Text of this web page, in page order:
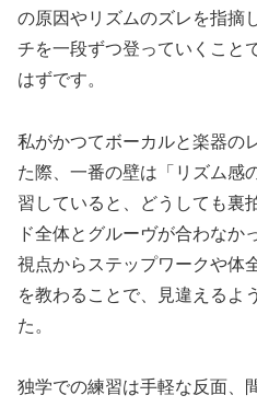
の原因やリズムのズレを指摘
チを一段ずつ登っていくこと
はずです。
私がかつてボーカルと楽器の
た際、一番の壁は「リズム感
習していると、どうしても裏
ド全体とグルーヴが合わなか
視点からステップワークや体
を教わることで、見違えるよ
た。
独学での練習は手軽な反面、